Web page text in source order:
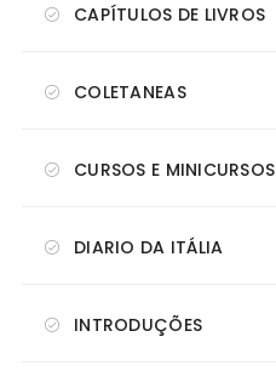
CAPÍTULOS DE LIVROS
COLETANEAS
CURSOS E MINICURSOS
DIARIO DA ITÁLIA
INTRODUÇÕES